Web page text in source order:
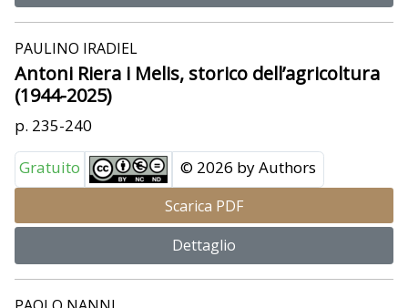
PAULINO IRADIEL
Antoni Riera i Melis, storico dell’agricoltura
(1944-2025)
p. 235-240
Gratuito
© 2026 by Authors
Scarica PDF
Dettaglio